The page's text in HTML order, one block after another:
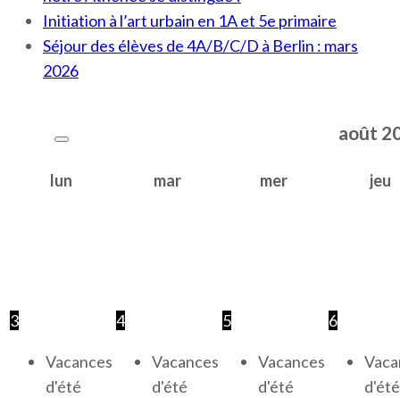
Initiation à l’art urbain en 1A et 5e primaire
Séjour des élèves de 4A/B/C/D à Berlin : mars
2026
août
lun mar mer jeu
3
Vacances
d'été
4
Vacances
d'été
5
Vacances
d'été
6
d'été